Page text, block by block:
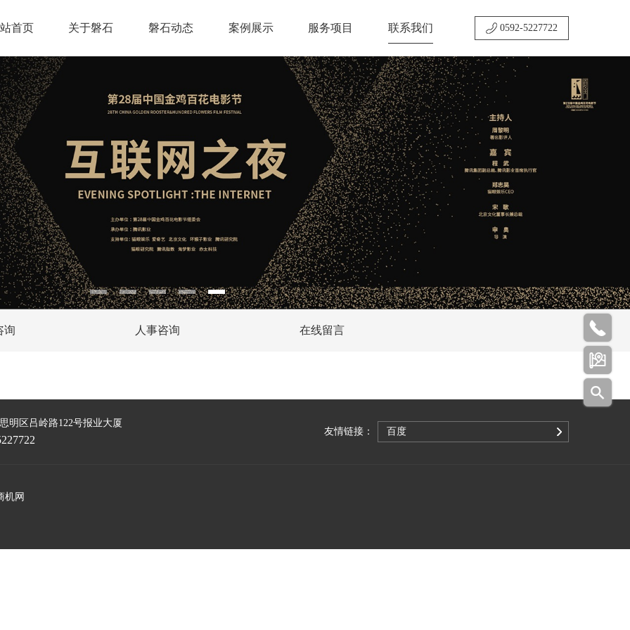



首页 关于磐石 磐石动态 案例展示 服务项目 联系我们 0592-5227722
询 人事咨询 在线留言
友情链接： 百度
明区吕岭路122号报业大厦
机网